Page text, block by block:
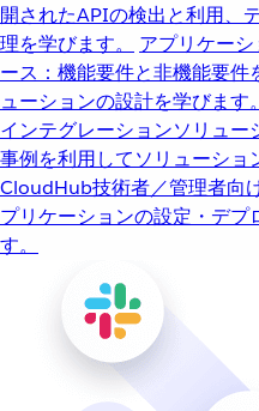
開されたAPIの検出と利用、
理を学びます。
アプリケー
ース：機能要件と非機能要件
ューションの設計を学びます。
インテグレーションソリュー
事例を利用してソリューショ
CloudHub技術者／管理者向
プリケーションの設定・デプ
す。